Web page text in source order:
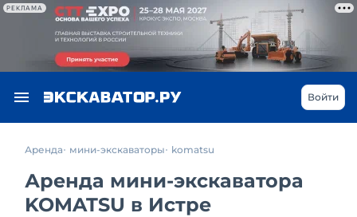
РЕКЛАМА
Войти
Аренда мини-экскаваторы komatsu
Аренда мини-экскаватора
KOMATSU в Истре